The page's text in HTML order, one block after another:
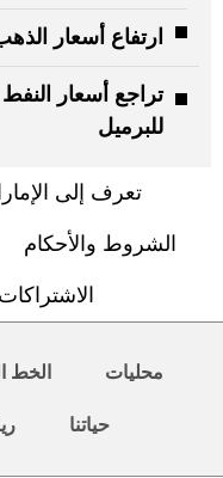
ارتفاع أسعار
للبرميل
تعرف إلى
الشروط والأحكام
الاشتراكات
محليات الخط
حياتنا